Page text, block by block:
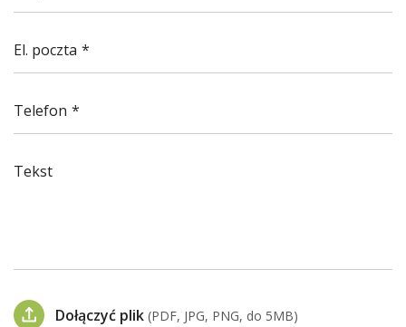
El. poczta
Telefon
Tekst
Dołączyć plik (PDF, JPG, PNG, do 5MB)